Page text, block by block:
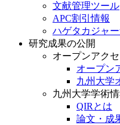
文献管理ツール
APC割引情報
ハゲタカジャ
研究成果の公開
オープンアク
オープン
九州大学
九州大学学術
QIRとは
論文・成